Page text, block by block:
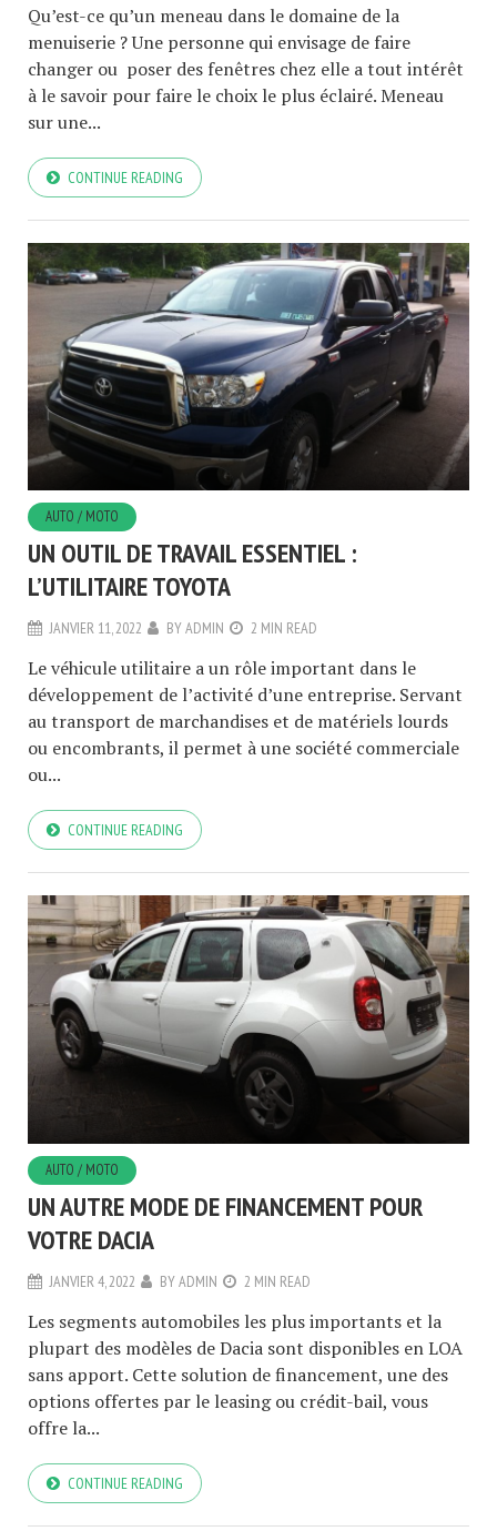
Qu’est-ce qu’un meneau dans le domaine de la
menuiserie ? Une personne qui envisage de faire
changer ou poser des fenêtres chez elle a tout intérêt
à le savoir pour faire le choix le plus éclairé. Meneau
sur une...
CONTINUE READING
AUTO / MOTO
UN OUTIL DE TRAVAIL ESSENTIEL :
L’UTILITAIRE TOYOTA
JANVIER 11, 2022 BYADMIN 2 MIN READ
Le véhicule utilitaire a un rôle important dans le
développement de l’activité d’une entreprise. Servant
au transport de marchandises et de matériels lourds
ou encombrants, il permet à une société commerciale
ou...
CONTINUE READING
AUTO / MOTO
UN AUTRE MODE DE FINANCEMENT POUR
VOTRE DACIA
JANVIER 4, 2022 BYADMIN 2 MIN READ
Les segments automobiles les plus importants et la
plupart des modèles de Dacia sont disponibles en LOA
sans apport. Cette solution de financement, une des
options offertes par le leasing ou crédit-bail, vous
offre la...
CONTINUE READING